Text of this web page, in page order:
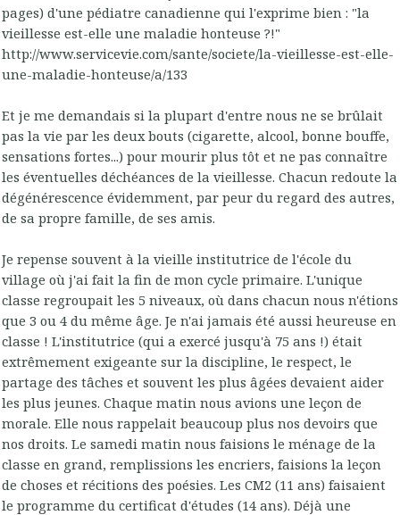
pages) d'une pédiatre canadienne qui l'exprime bien : "la
vieillesse est-elle une maladie honteuse ?!"
http://www.servicevie.com/sante/societe/la-vieillesse-est-elle-
une-maladie-honteuse/a/133
Et je me demandais si la plupart d'entre nous ne se brûlait
pas la vie par les deux bouts (cigarette, alcool, bonne bouffe,
sensations fortes...) pour mourir plus tôt et ne pas connaître
les éventuelles déchéances de la vieillesse. Chacun redoute la
dégénérescence évidemment, par peur du regard des autres,
de sa propre famille, de ses amis.
Je repense souvent à la vieille institutrice de l'école du
village où j'ai fait la fin de mon cycle primaire. L'unique
classe regroupait les 5 niveaux, où dans chacun nous n'étions
que 3 ou 4 du même âge. Je n'ai jamais été aussi heureuse en
classe ! L'institutrice (qui a exercé jusqu'à 75 ans !) était
extrêmement exigeante sur la discipline, le respect, le
partage des tâches et souvent les plus âgées devaient aider
les plus jeunes. Chaque matin nous avions une leçon de
morale. Elle nous rappelait beaucoup plus nos devoirs que
nos droits. Le samedi matin nous faisions le ménage de la
classe en grand, remplissions les encriers, faisions la leçon
de choses et récitions des poésies. Les CM2 (11 ans) faisaient
le programme du certificat d'études (14 ans). Déjà une